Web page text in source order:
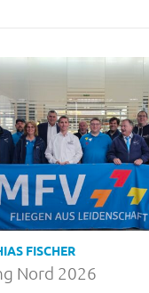
FISCHER
Nord 2026